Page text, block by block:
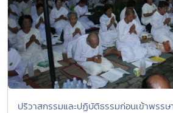
ปริวาสกรรมและปฏิบัติธรรมก่อนเข้าพรรษ